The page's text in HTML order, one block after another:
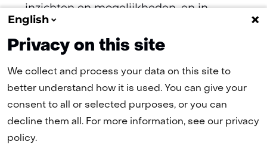
inzichten en mogelijkheden, en in
potentie oplossingen voor problemen
waar Signify geen kennis heeft.
(naar homepage)
English
Privacy on this site
We collect and process your data on this site to
better understand how it is used. You can give your
consent to all or selected purposes, or you can
decline them all. For more information, see our privacy
policy.